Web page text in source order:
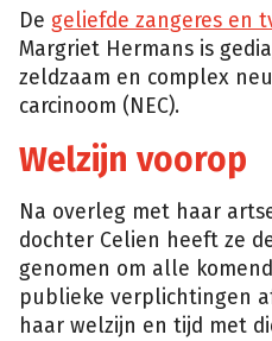
De geliefde zangeres en
Margriet Hermans is
zeldzaam en complex
carcinoom (NEC).
Welzijn voorop
Na overleg met haar
dochter Celien heeft ze
genomen om alle
publieke verplichtingen
haar welzijn en tijd met